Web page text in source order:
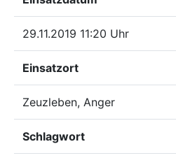
29.11.2019 11:20 Uhr
Einsatzort
Zeuzleben, Anger
Schlagwort